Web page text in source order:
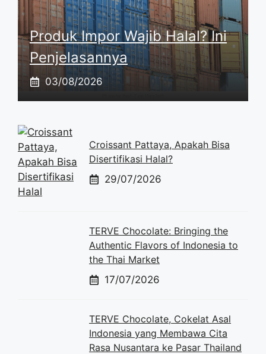
Produk Impor Wajib Halal? Ini
Penjelasannya
03/08/2026
Croissant Pattaya, Apakah Bisa
Disertifikasi Halal?
29/07/2026
TERVE Chocolate: Bringing the
Authentic Flavors of Indonesia to
the Thai Market
17/07/2026
TERVE Chocolate, Cokelat Asal
Indonesia yang Membawa Cita
Rasa Nusantara ke Pasar Thailand